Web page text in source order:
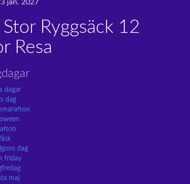
jan. 2027
Ryggsäck 12
Resa
dagar
dag
dag
friday
maj